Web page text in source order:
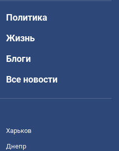
Политика
Жизнь
Блоги
Все новости
Харьков
Днепр